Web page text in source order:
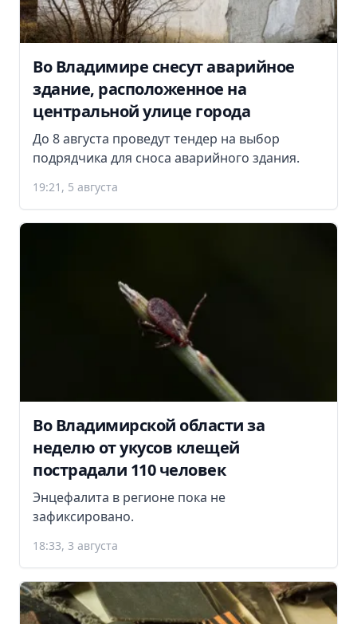
Во Владимире снесут аварийное
здание, расположенное на
центральной улице города
До 8 августа проведут тендер на выбор
подрядчика для сноса аварийного здания.
19:21, 5 августа
Во Владимирской области за
неделю от укусов клещей
пострадали 110 человек
Энцефалита в регионе пока не
зафиксировано.
18:33, 3 августа